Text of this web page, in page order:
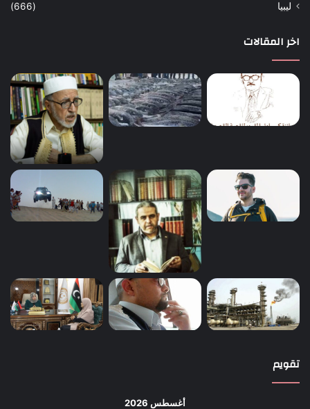
ليبيا
(666)
اخر المقالات
تقويم
أغسطس 2026